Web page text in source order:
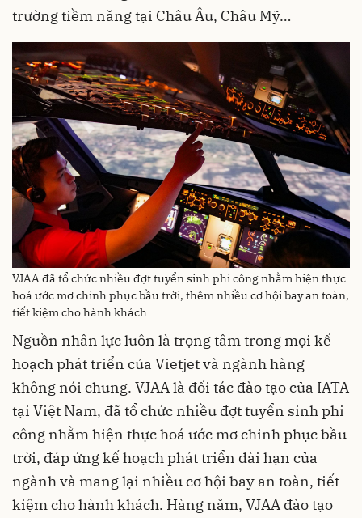
trường tiềm năng tại Châu Âu, Châu Mỹ…
VJAA đã tổ chức nhiều đợt tuyển sinh phi công nhằm hiện thực
hoá ước mơ chinh phục bầu trời, thêm nhiều cơ hội bay an toàn,
tiết kiệm cho hành khách
Nguồn nhân lực luôn là trọng tâm trong mọi kế
hoạch phát triển của Vietjet và ngành hàng
không nói chung. VJAA là đối tác đào tạo của IATA
tại Việt Nam, đã tổ chức nhiều đợt tuyển sinh phi
công nhằm hiện thực hoá ước mơ chinh phục bầu
trời, đáp ứng kế hoạch phát triển dài hạn của
ngành và mang lại nhiều cơ hội bay an toàn, tiết
kiệm cho hành khách. Hàng năm, VJAA đào tạo